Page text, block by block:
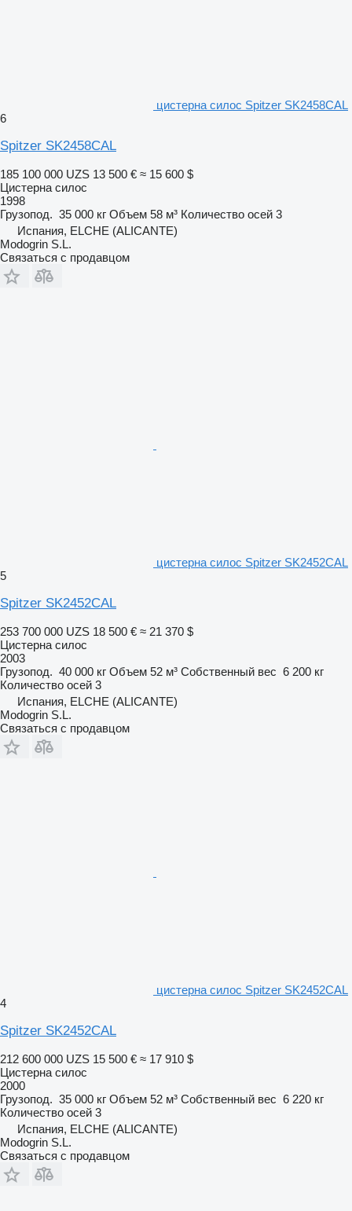
цистерна силос Spitzer SK2458CAL
6
Spitzer SK2458CAL
185 100 000 UZS 13 500 € ≈ 15 600 $
Цистерна силос
1998
Грузопод. 35 000 кг Объем 58 м³ Количество осей 3
Испания, ELCHE (ALICANTE)
Modogrin S.L.
Связаться с продавцом
цистерна силос Spitzer SK2452CAL
5
Spitzer SK2452CAL
253 700 000 UZS 18 500 € ≈ 21 370 $
Цистерна силос
2003
Грузопод. 40 000 кг Объем 52 м³ Собственный вес 6 200 кг
Количество осей 3
Испания, ELCHE (ALICANTE)
Modogrin S.L.
Связаться с продавцом
цистерна силос Spitzer SK2452CAL
4
Spitzer SK2452CAL
212 600 000 UZS 15 500 € ≈ 17 910 $
Цистерна силос
2000
Грузопод. 35 000 кг Объем 52 м³ Собственный вес 6 220 кг
Количество осей 3
Испания, ELCHE (ALICANTE)
Modogrin S.L.
Связаться с продавцом